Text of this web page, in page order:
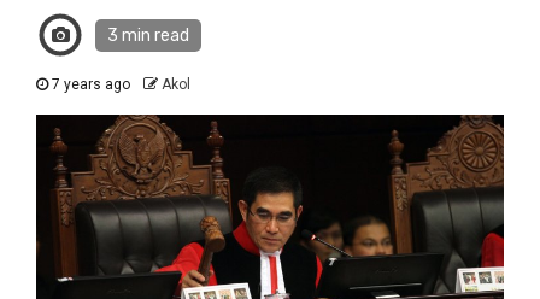
3 min read
7 years ago Akol